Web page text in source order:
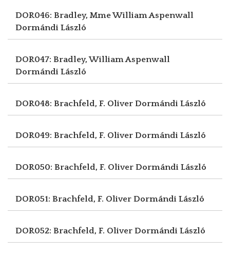
DOR046: Bradley, Mme William Aspenwall
Dormándi László
DOR047: Bradley, William Aspenwall
Dormándi László
DOR048: Brachfeld, F. Oliver Dormándi László
DOR049: Brachfeld, F. Oliver Dormándi László
DOR050: Brachfeld, F. Oliver Dormándi László
DOR051: Brachfeld, F. Oliver Dormándi László
DOR052: Brachfeld, F. Oliver Dormándi László